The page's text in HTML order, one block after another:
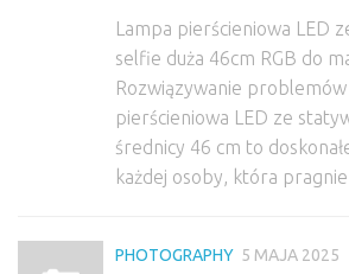
Lampa pierścieniowa LED
selfie duża 46cm RGB do
Rozwiązywanie
pierścieniowa LED ze
średnicy 46 cm to
każdej osoby, która
PHOTOGRAPHY 5 MAJA 2025